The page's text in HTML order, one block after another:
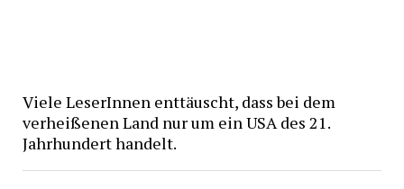
Viele LeserInnen enttäuscht, dass bei dem
verheißenen Land nur um ein USA des 21.
Jahrhundert handelt.